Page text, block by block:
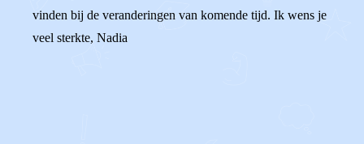
vinden bij de veranderingen van komende tijd. Ik wens je
veel sterkte, Nadia